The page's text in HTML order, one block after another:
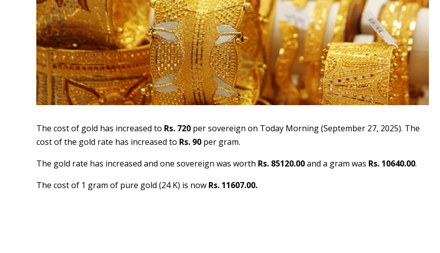
The cost of gold has increased to Rs. 720 per sovereign on Today Morning (September 27, 2025). The
cost of the gold rate has increased to Rs. 90 per gram.
The gold rate has increased and one sovereign was worth Rs. 85120.00and a gram was Rs. 10640.00.
The cost of 1 gram of pure gold (24 K) is now Rs. 11607.00.